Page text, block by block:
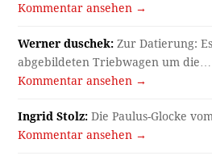
Kommentar ansehen →
Werner duschek: Zur Datierung:
abgebildeten Triebwagen um die…
Kommentar ansehen →
Ingrid Stolz: Die Paulus-Glocke
Kommentar ansehen →